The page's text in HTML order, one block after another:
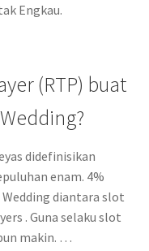
Engkau.
(RTP) buat
didefinisikan
enam. 4%
Wedding diantara slot
. Guna selaku slot
makin. …